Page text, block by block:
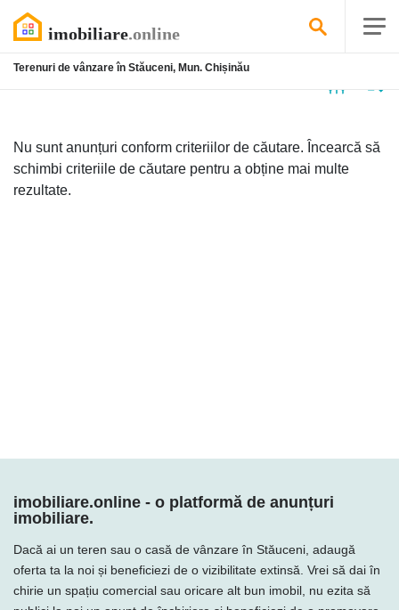
Terenuri de vânzare în Stăuceni, Mun. Chișinău
Nu sunt anunțuri conform criteriilor de căutare. Încearcă să
schimbi criteriile de căutare pentru a obține mai multe
rezultate.
imobiliare.online - o platformă de anunțuri
imobiliare.
Dacă ai un teren sau o casă de vânzare în Stăuceni, adaugă
oferta ta la noi și beneficiezi de o vizibilitate extinsă. Vrei să dai în
chirie un spațiu comercial sau oricare alt bun imobil, nu ezita să